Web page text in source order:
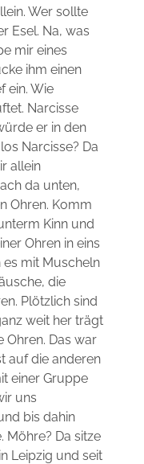
Wer sollte
Esel. Na, was
mir eines
ihm einen
ein. Wie
Narcisse
er in den
Narcisse? Da
allein
da unten,
Ohren. Komm
Kinn und
Ohren in eins
es mit Muscheln
die
Plötzlich sind
weit her trägt
Ohren. Das war
auf die anderen
einer Gruppe
uns
bis dahin
Möhre? Da sitze
Leipzig und seit